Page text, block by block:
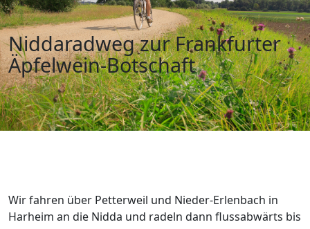
Niddaradweg zur Frankfurter
Äpfelwein-Botschaft
Wir fahren über Petterweil und Nieder-Erlenbach in
Harheim an die Nidda und radeln dann flussabwärts bis